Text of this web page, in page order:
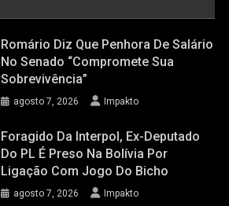
Romário Diz Que Penhora De Salário
No Senado “compromete Sua
Sobrevivência”
agosto 7, 2026 Impakto
Foragido Da Interpol, Ex-Deputado
Do PL É Preso Na Bolívia Por
Ligação Com Jogo Do Bicho
agosto 7, 2026 Impakto